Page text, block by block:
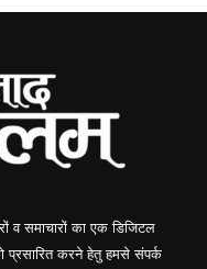
व समाचारों का एक डिजिटल
प्रसारित करने हेतु हमसे संपर्क